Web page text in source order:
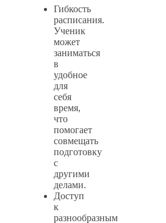
Гибкость
расписания.
Ученик
может
заниматься
в
удобное
для
себя
время,
что
помогает
совмещать
подготовку
с
другими
делами.
Доступ
к
разнообразным